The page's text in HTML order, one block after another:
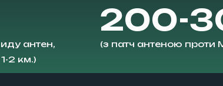
антен,
2 км.)
200-
(з патч антеною проти